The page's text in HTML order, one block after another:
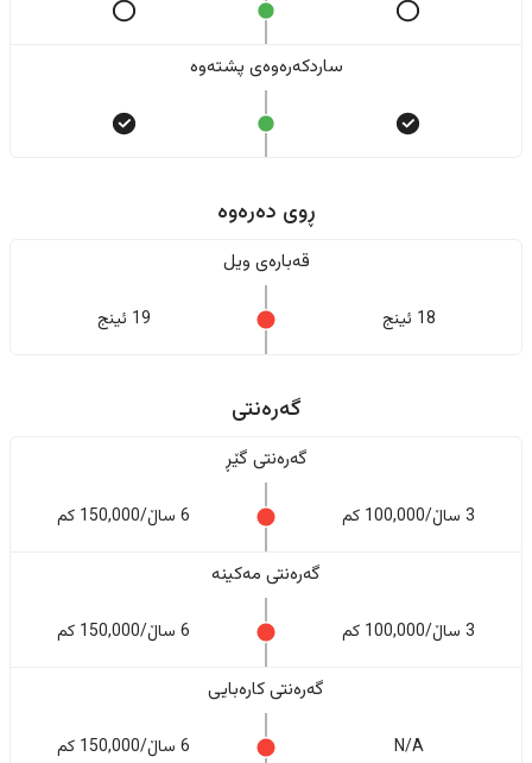
ساردکەرەوەی پشتەوە
ڕوی دەرەوە
قەبارەی ویل
18 ئینج 19 ئینج
گەرەنتی
گەرەنتی گێڕ
3 ساڵ/100,000 کم 6 ساڵ/150,000 کم
گەرەنتی مەکینە
3 ساڵ/100,000 کم 6 ساڵ/150,000 کم
گەرەنتی کارەبایی
N/A 6 ساڵ/150,000 کم